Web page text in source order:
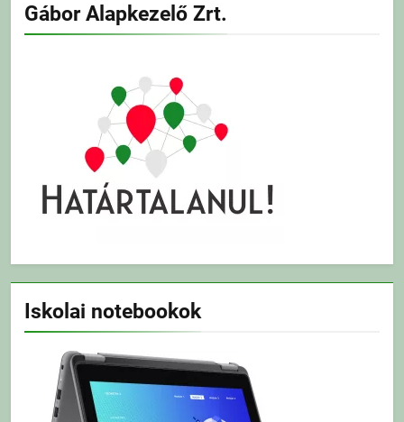
Gábor Alapkezelő Zrt.
Iskolai notebookok